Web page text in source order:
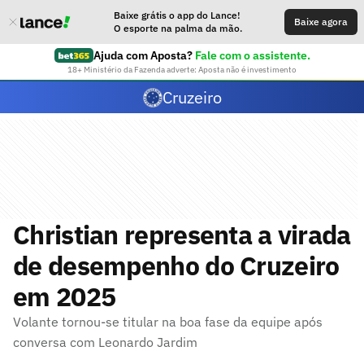
Baixe grátis o app do Lance!
O esporte na palma da mão.
Baixe agora
Ajuda com Aposta? Fale com o assistente.
18+ Ministério da Fazenda adverte: Aposta não é investimento
Cruzeiro
Christian representa a virada
de desempenho do Cruzeiro
em 2025
Volante tornou-se titular na boa fase da equipe após
conversa com Leonardo Jardim